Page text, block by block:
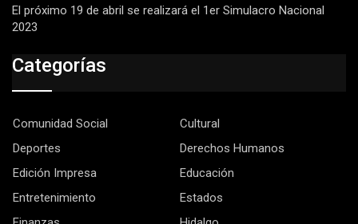
El próximo 19 de abril se realizará el 1er Simulacro Nacional
2023
Categorías
Comunidad Social
Cultural
Deportes
Derechos Humanos
Edición Impresa
Educación
Entretenimiento
Estados